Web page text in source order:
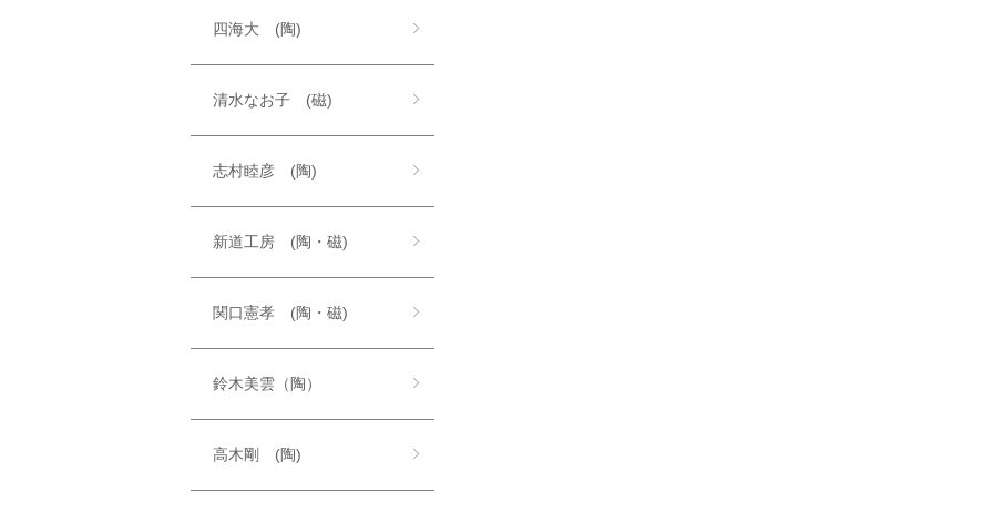
四海大 (陶)
清水なお子 (磁)
志村睦彦 (陶)
新道工房 (陶・磁)
関口憲孝 (陶・磁)
鈴木美雲（陶）
高木剛 (陶)